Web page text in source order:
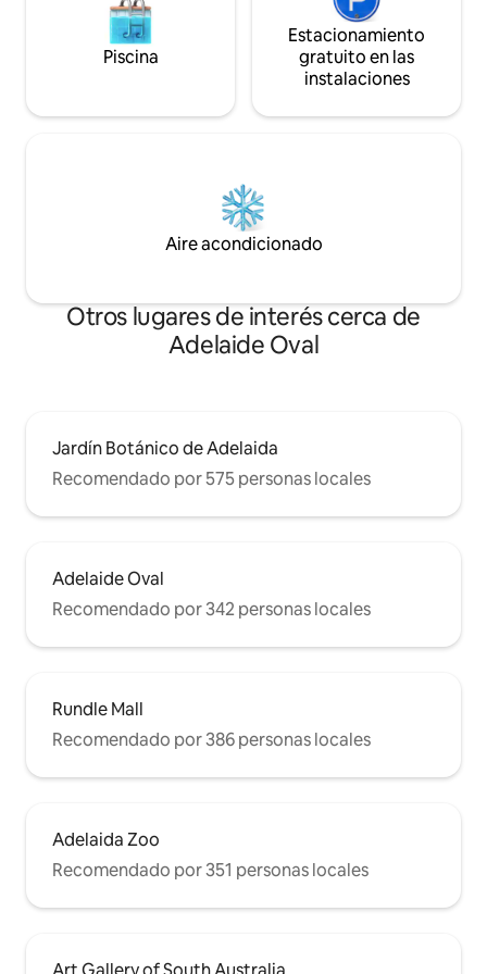
Piscina
Estacionamiento
gratuito en las
instalaciones
Aire acondicionado
Otros lugares de interés cerca de
Adelaide Oval
Jardín Botánico de Adelaida
Recomendado por 575 personas locales
Adelaide Oval
Recomendado por 342 personas locales
Rundle Mall
Recomendado por 386 personas locales
Adelaida Zoo
Recomendado por 351 personas locales